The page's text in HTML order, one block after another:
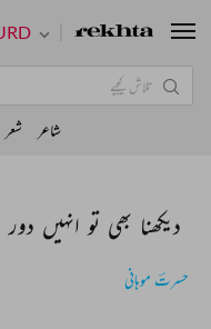
دیکھنا بھی تو انہیں
حسرتؔ موہانی
شاعر شعر